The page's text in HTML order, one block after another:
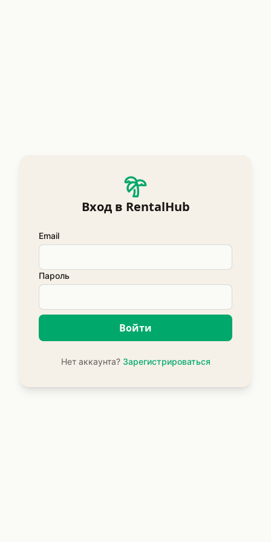
Вход в RentalHub
Email
Пароль
Войти
Нет аккаунта? Зарегистрироваться